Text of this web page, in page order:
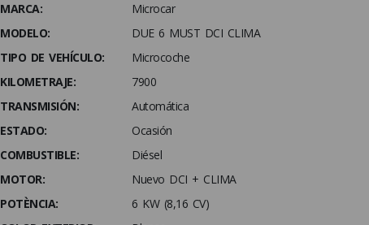
MARCA:
Microcar
MODELO:
DUE 6 MUST DCI CLIMA
TIPO DE VEHÍCULO:
Microcoche
KILOMETRAJE:
7900
TRANSMISIÓN:
Automática
ESTADO:
Ocasión
COMBUSTIBLE:
Diésel
MOTOR:
Nuevo DCI + CLIMA
POTÈNCIA:
6 KW (8,16 CV)